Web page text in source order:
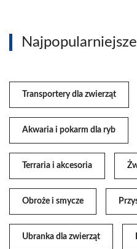
Transportery dla zwierząt
Akwaria i pokarm dla ryb
Terraria i akcesoria
Obroże i smycze
Ubranka dla zwierząt